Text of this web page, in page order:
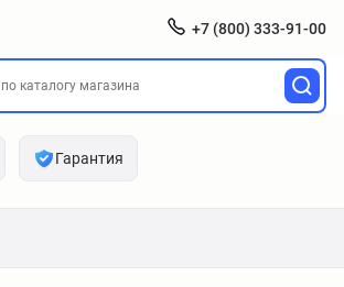
+7 (800) 333-91-00
Гарантия